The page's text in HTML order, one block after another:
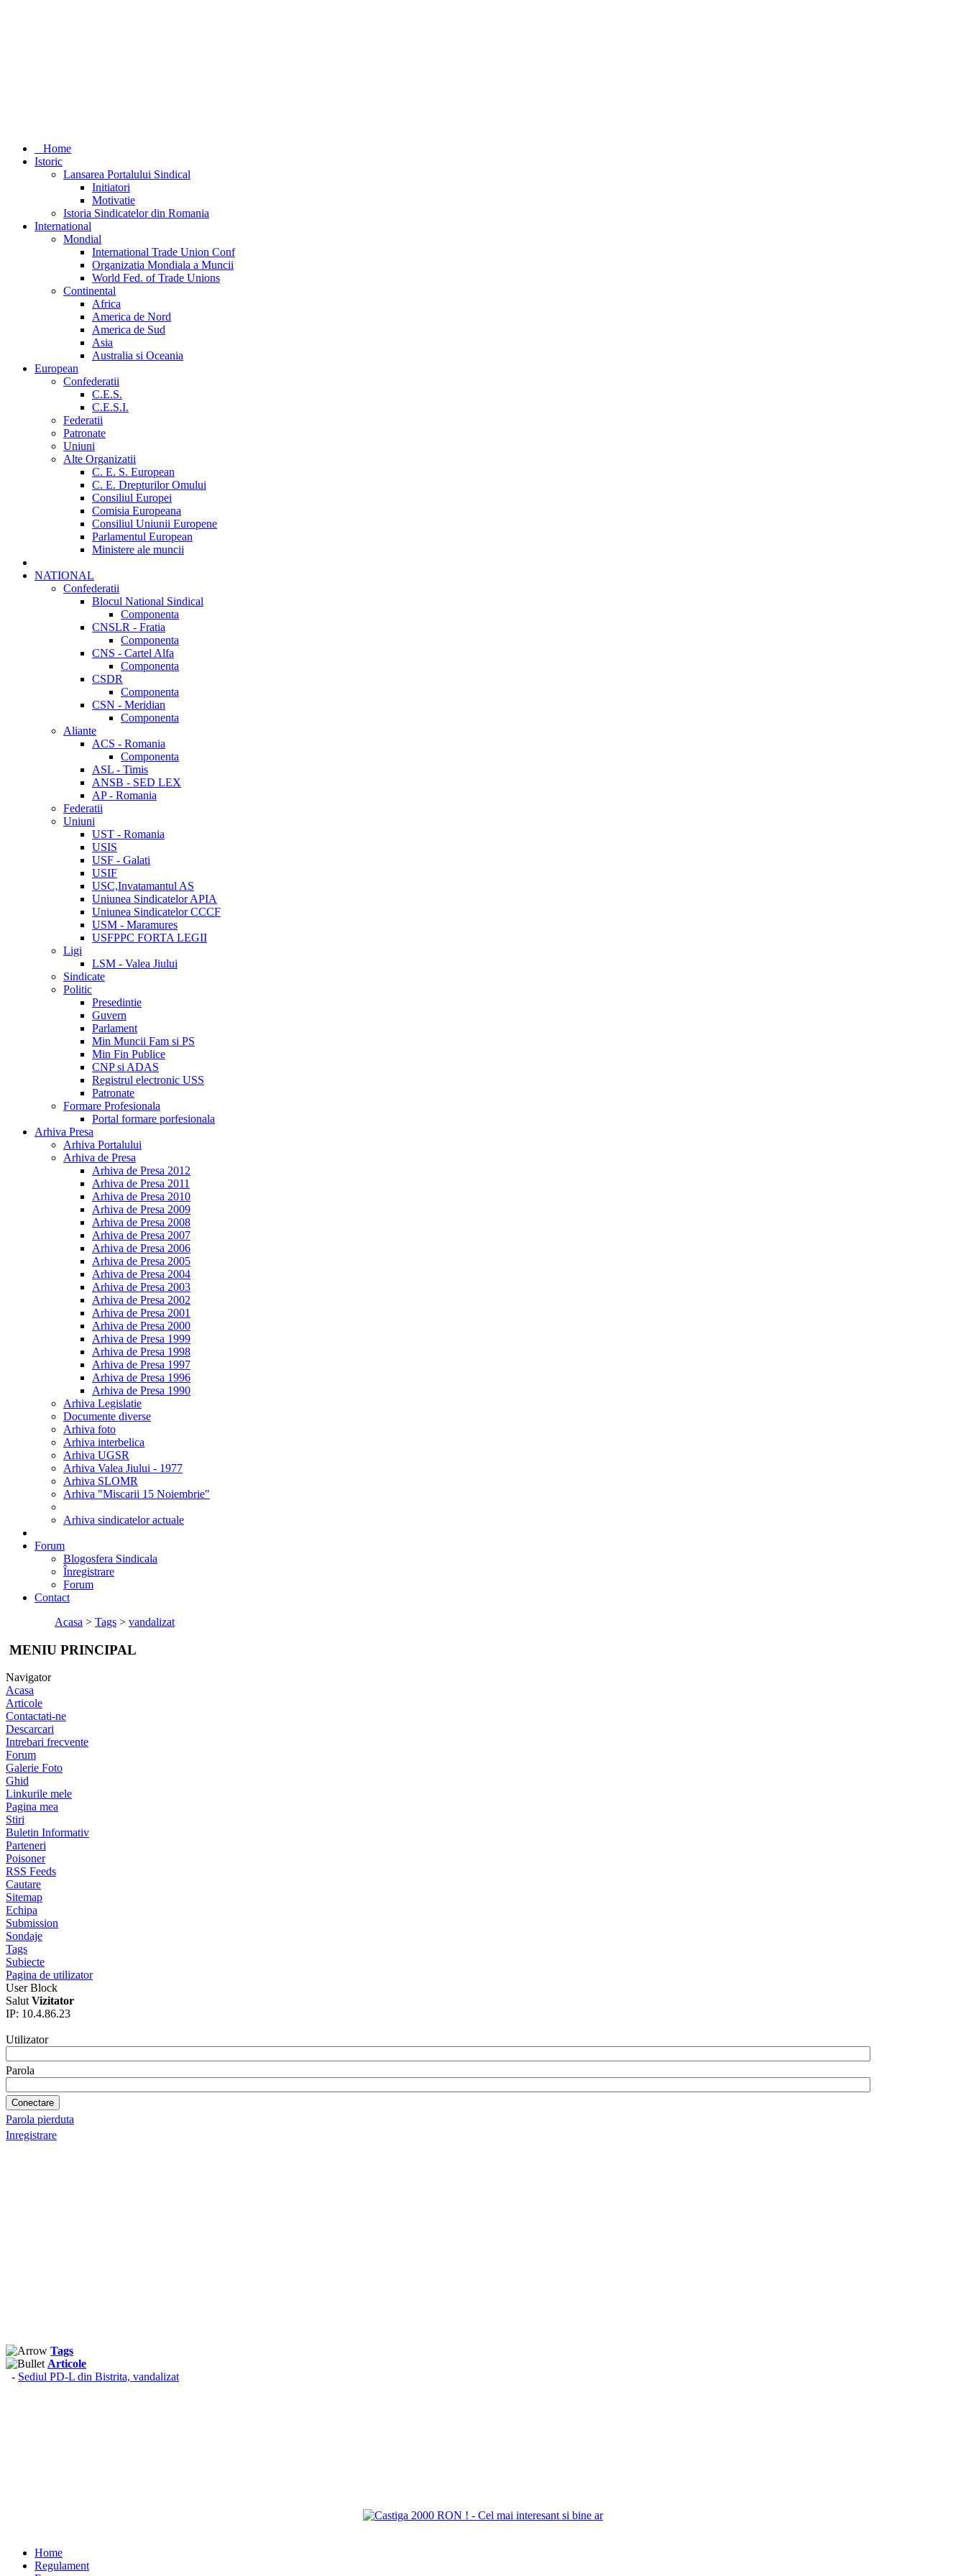
Home
Istoric
Lansarea Portalului Sindical
Initiatori
Motivatie
Istoria Sindicatelor din Romania
International
Mondial
International Trade Union Conf
Organizatia Mondiala a Muncii
World Fed. of Trade Unions
Continental
Africa
America de Nord
America de Sud
Asia
Australia si Oceania
European
Confederatii
C.E.S.
C.E.S.I.
Federatii
Patronate
Uniuni
Alte Organizatii
C. E. S. European
C. E. Drepturilor Omului
Consiliul Europei
Comisia Europeana
Consiliul Uniunii Europene
Parlamentul European
Ministere ale muncii
NATIONAL
Confederatii
Blocul National Sindical
Componenta
CNSLR - Fratia
Componenta
CNS - Cartel Alfa
Componenta
CSDR
Componenta
CSN - Meridian
Componenta
Aliante
ACS - Romania
Componenta
ASL - Timis
ANSB - SED LEX
AP - Romania
Federatii
Uniuni
UST - Romania
USIS
USF - Galati
USIF
USC,Invatamantul AS
Uniunea Sindicatelor APIA
Uniunea Sindicatelor CCCF
USM - Maramures
USFPPC FORTA LEGII
Ligi
LSM - Valea Jiului
Sindicate
Politic
Presedintie
Guvern
Parlament
Min Muncii Fam si PS
Min Fin Publice
CNP si ADAS
Registrul electronic USS
Patronate
Formare Profesionala
Portal formare porfesionala
Arhiva Presa
Arhiva Portalului
Arhiva de Presa
Arhiva de Presa 2012
Arhiva de Presa 2011
Arhiva de Presa 2010
Arhiva de Presa 2009
Arhiva de Presa 2008
Arhiva de Presa 2007
Arhiva de Presa 2006
Arhiva de Presa 2005
Arhiva de Presa 2004
Arhiva de Presa 2003
Arhiva de Presa 2002
Arhiva de Presa 2001
Arhiva de Presa 2000
Arhiva de Presa 1999
Arhiva de Presa 1998
Arhiva de Presa 1997
Arhiva de Presa 1996
Arhiva de Presa 1990
Arhiva Legislatie
Documente diverse
Arhiva foto
Arhiva interbelica
Arhiva UGSR
Arhiva Valea Jiului - 1977
Arhiva SLOMR
Arhiva "Miscarii 15 Noiembrie"
Arhiva sindicatelor actuale
Forum
Blogosfera Sindicala
Înregistrare
Forum
Contact
Acasa > Tags > vandalizat
MENIU PRINCIPAL
Navigator
Acasa
Articole
Contactati-ne
Descarcari
Intrebari frecvente
Forum
Galerie Foto
Ghid
Linkurile mele
Pagina mea
Stiri
Buletin Informativ
Parteneri
Poisoner
RSS Feeds
Cautare
Sitemap
Echipa
Submission
Sondaje
Tags
Subiecte
Pagina de utilizator
User Block
Salut Vizitator
IP: 10.4.86.23
Utilizator
Parola
Parola pierduta
Inregistrare
Tags
Articole
- Sediul PD-L din Bistrita, vandalizat
Home
Regulament